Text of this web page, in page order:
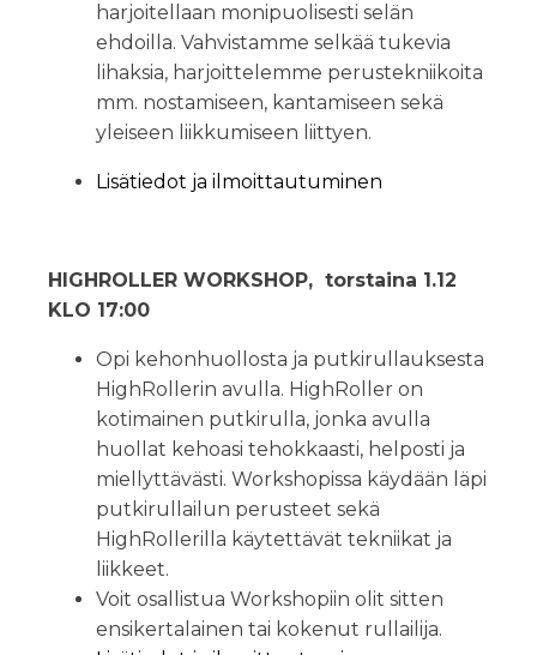
harjoitellaan monipuolisesti selän
ehdoilla. Vahvistamme selkää tukevia
lihaksia, harjoittelemme perustekniikoita
mm. nostamiseen, kantamiseen sekä
yleiseen liikkumiseen liittyen.
Lisätiedot ja ilmoittautuminen
HIGHROLLER WORKSHOP, torstaina 1.12
KLO 17:00
Opi kehonhuollosta ja putkirullauksesta
HighRollerin avulla. HighRoller on
kotimainen putkirulla, jonka avulla
huollat kehoasi tehokkaasti, helposti ja
miellyttävästi. Workshopissa käydään läpi
putkirullailun perusteet sekä
HighRollerilla käytettävät tekniikat ja
liikkeet.
Voit osallistua Workshopiin olit sitten
ensikertalainen tai kokenut rullailija.